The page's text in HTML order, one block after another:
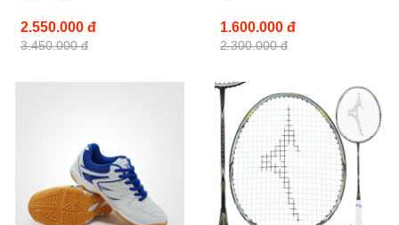
2.550.000 đ
3.450.000 đ
1.600.000 đ
2.300.000 đ